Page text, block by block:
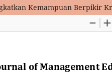
Kemampuan Berpikir